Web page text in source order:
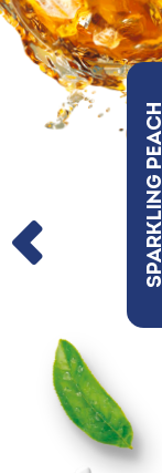
Sparkling Peach